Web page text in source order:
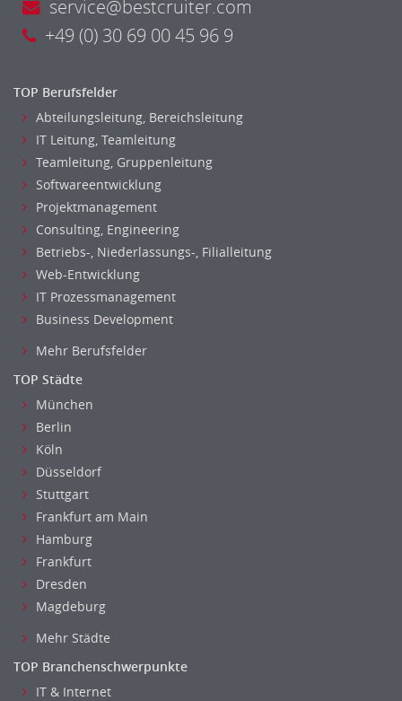
service@bestcruiter.com
+49 (0) 30 69 00 45 96 9
TOP Berufsfelder
Abteilungsleitung, Bereichsleitung
IT Leitung, Teamleitung
Teamleitung, Gruppenleitung
Softwareentwicklung
Projektmanagement
Consulting, Engineering
Betriebs-, Niederlassungs-, Filialleitung
Web-Entwicklung
IT Prozessmanagement
Business Development
Mehr Berufsfelder
TOP Städte
München
Berlin
Köln
Düsseldorf
Stuttgart
Frankfurt am Main
Hamburg
Frankfurt
Dresden
Magdeburg
Mehr Städte
TOP Branchenschwerpunkte
IT & Internet